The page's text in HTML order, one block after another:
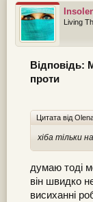
Living
Відповідь:
проти
Цитата від
хіба тільки
думаю тоді
він швидко
висиханні